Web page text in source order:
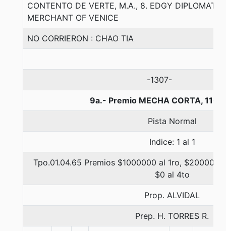
CONTENTO DE VERTE, M.A., 8. EDGY DIPLOMAT-
MERCHANT OF VENICE
NO CORRIERON : CHAO TIA
-1307-
9a.- Premio MECHA CORTA,
Pista Normal
Indice: 1 al 1
Tpo.01.04.65 Premios $1000000 al 1ro, $200000
$0 al 4to
Prop. ALVIDAL
Prep. H. TORRES R.